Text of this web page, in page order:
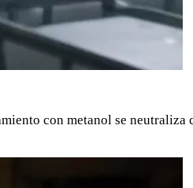
con metanol se